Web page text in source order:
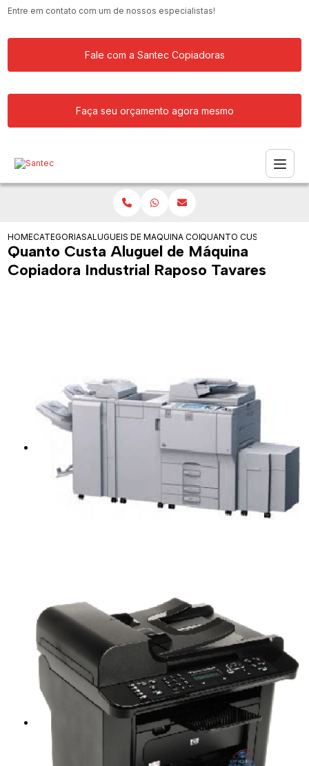
Entre em contato com um de nossos especialistas!
Fale com a Santec Copiadoras
Faça seu orçamento agora mesmo
HOMECATEGORIASALUGUEIS DE COPIADORASMAQUINA COPIADORA COLORIDA PARA
QUANTO CUSTA
Quanto Custa Aluguel de Máquina
Copiadora Industrial Raposo Tavares